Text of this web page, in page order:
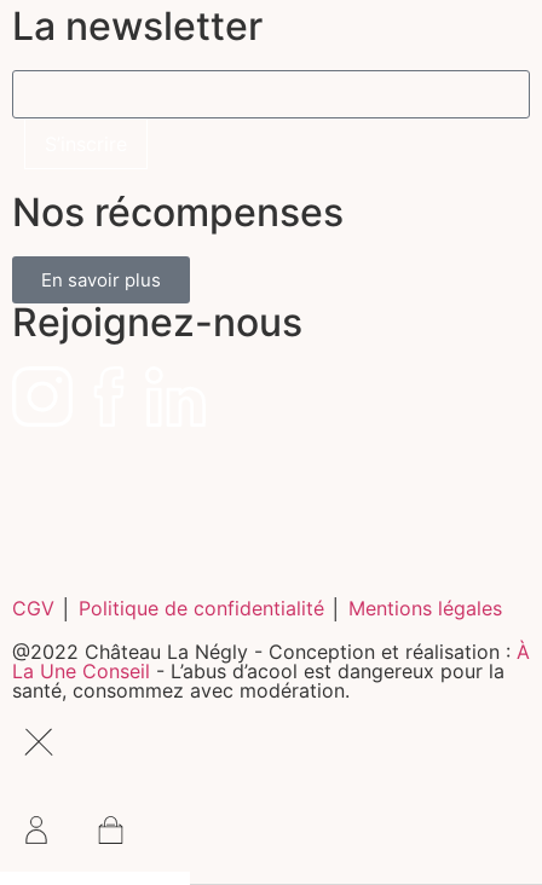
La newsletter
Nos récompenses
En savoir plus
Rejoignez-nous
CGV Politique de confidentialité
Mentions légales
@2022 Château La Négly - Conception et réalisation : À
La Une Conseil - L’abus d’acool est dangereux pour la
santé, consommez avec modération.